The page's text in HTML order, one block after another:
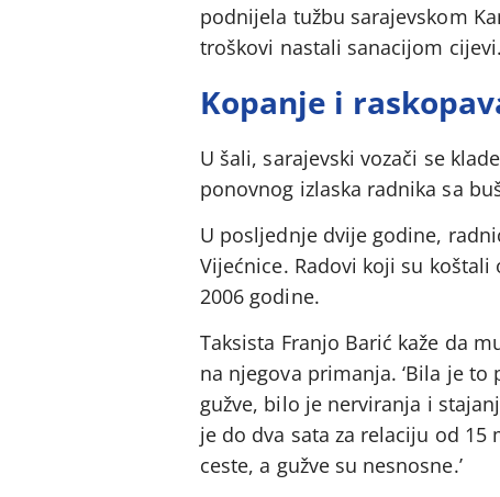
podnijela tužbu sarajevskom
troškovi nastali sanacijom
Kopanje i
U šali, sarajevski vozači se
ponovnog izlaska radnika sa
U posljednje dvije godine,
Vijećnice. Radovi koji su
2006 godine.
Taksista Franjo Barić kaže da
na njegova primanja. ‘Bila je to
gužve, bilo je nerviranja i
je do dva sata za relaciju od
ceste, a gužve su nesnosne.’